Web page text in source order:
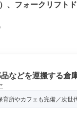
、フォークリフト
などを運搬する倉
育所やカフェも完備／次世